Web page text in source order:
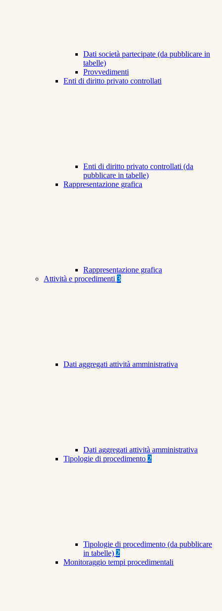
Dati società partecipate (da pubblicare in
tabelle)
Provvedimenti
Enti di diritto privato controllati
Enti di diritto privato controllati (da
pubblicare in tabelle)
Rappresentazione grafica
Rappresentazione grafica
Attività e procedimenti 3
Dati aggregati attività amministrativa
Dati aggregati attività amministrativa
Tipologie di procedimento 2
Tipologie di procedimento (da pubblicare
in tabelle) 2
Monitoraggio tempi procedimentali